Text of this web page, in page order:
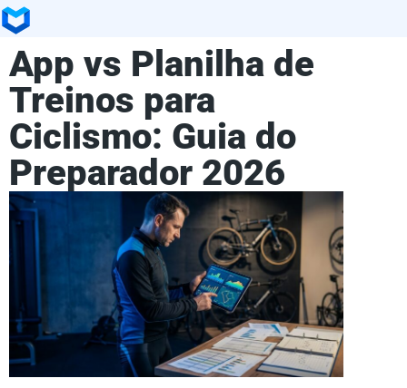
App vs Planilha de
Treinos para
Ciclismo: Guia do
Preparador 2026